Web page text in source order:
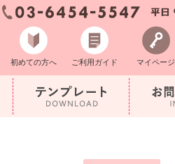
初めての方へ ご利用ガイド マイページ